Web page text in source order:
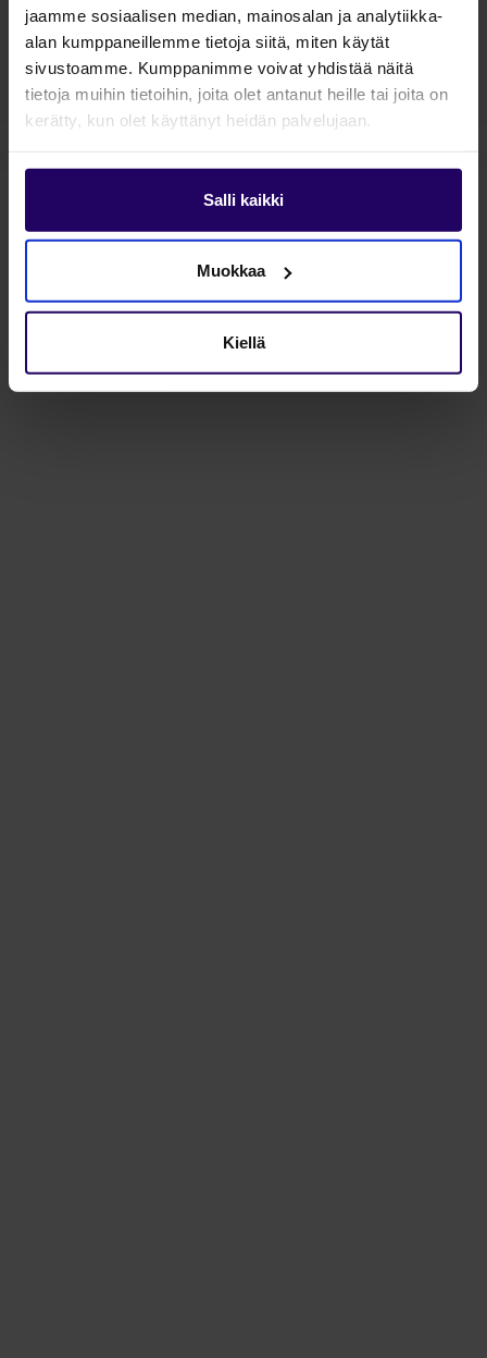
jaamme sosiaalisen median, mainosalan ja analytiikka-
alan kumppaneillemme tietoja siitä, miten käytät
sivustoamme. Kumppanimme voivat yhdistää näitä
tietoja muihin tietoihin, joita olet antanut heille tai joita on
kerätty, kun olet käyttänyt heidän palvelujaan.
Salli kaikki
Muokkaa
Kiellä
CRM-järjestelmä
tehokäyttöön – näin
parannat sen tuottoa
B2B-myynnissä